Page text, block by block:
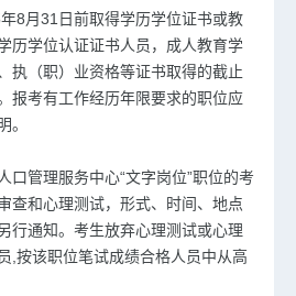
8月31日前取得学历学位证书或教
历学位认证证书人员，成人教育学
执（职）业资格等证书取得的截止
报考有工作经历年限要求的职位应
。
口管理服务中心“文字岗位”职位的考
查和心理测试，形式、时间、地点
行通知。考生放弃心理测试或心理
,按该职位笔试成绩合格人员中从高